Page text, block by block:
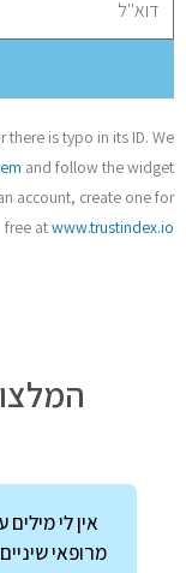
is typo in its ID. We
and follow the widget
account, create one for
free atwww.trustindex.io
ד"ר גלית
מקצועיות